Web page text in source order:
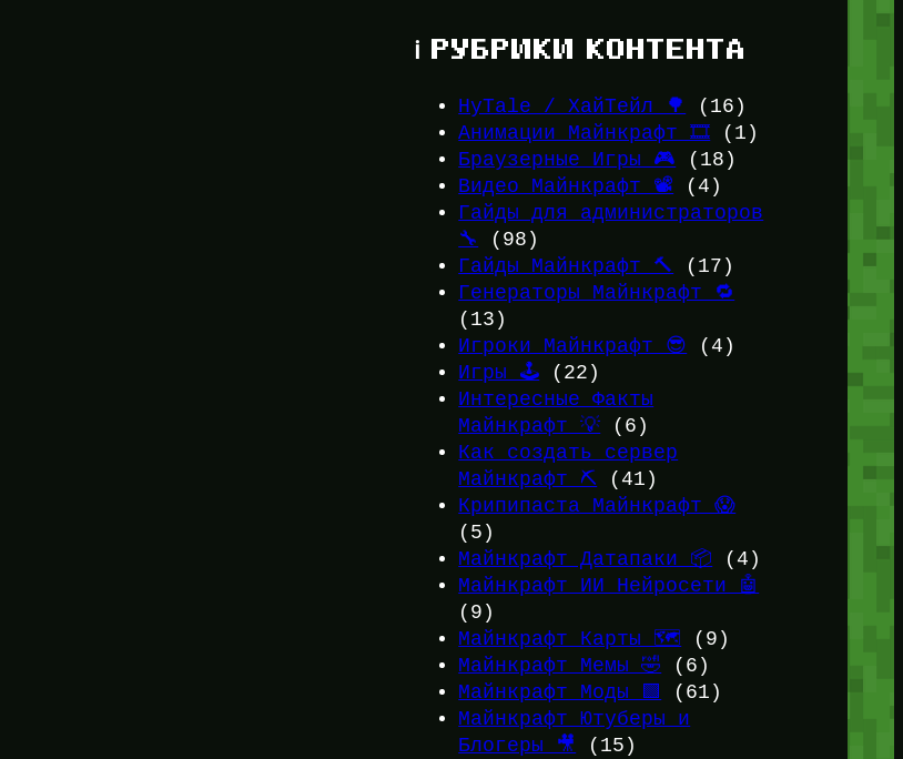
ℹ️ РУБРИКИ КОНТЕНТА
HyTale / ХайТейл 🌳
(16)
Анимации Майнкрафт 🎞️ (1)
Браузерные Игры 🎮 (18)
Видео Майнкрафт 📽️ (4)
Гайды для администраторов
🔧
(98)
Гайды Майнкрафт 🔨
(17)
Генераторы Майнкрафт 🔁
(13)
Игроки Майнкрафт 😎 (4)
Игры 🕹️ (22)
Интересные Факты
Майнкрафт 💡 (6)
Как создать сервер
Майнкрафт ⛏️ (41)
Крипипаста Майнкрафт 😱
(5)
Майнкрафт Датапаки 📦 (4)
Майнкрафт ИИ Нейросети 🤖
(9)
Майнкрафт Карты 🗺️ (9)
Майнкрафт Мемы 🤣 (6)
Майнкрафт Моды 🟩
(61)
Майнкрафт Ютуберы и
Блогеры 🎥
(15)